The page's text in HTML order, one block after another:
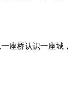
座桥认识一座城